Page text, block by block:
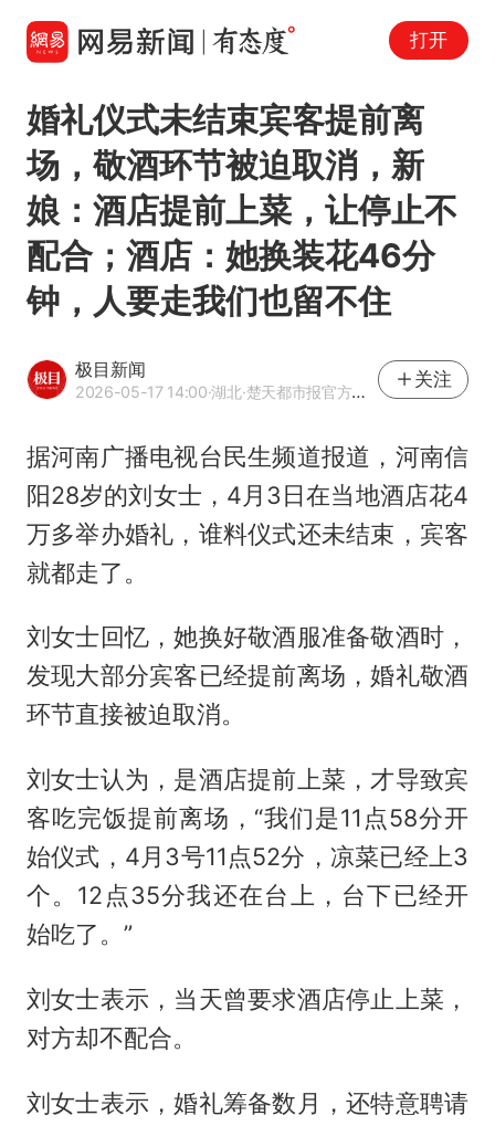
打开
婚礼仪式未结束宾客提前离
场，敬酒环节被迫取消，新
娘：酒店提前上菜，让停止不
配合；酒店：她换装花46分
钟，人要走我们也留不住
极目新闻
2026-05-17 14:00·湖北·楚天都市报官方网易号
关注
据河南广播电视台民生频道报道，河南信
阳28岁的刘女士，4月3日在当地酒店花4
万多举办婚礼，谁料仪式还未结束，宾客
就都走了。
刘女士回忆，她换好敬酒服准备敬酒时，
发现大部分宾客已经提前离场，婚礼敬酒
环节直接被迫取消。
刘女士认为，是酒店提前上菜，才导致宾
客吃完饭提前离场，“我们是11点58分开
始仪式，4月3号11点52分，凉菜已经上3
个。12点35分我还在台上，台下已经开
始吃了。”
刘女士表示，当天曾要求酒店停止上菜，
对方却不配合。
刘女士表示，婚礼筹备数月，还特意聘请